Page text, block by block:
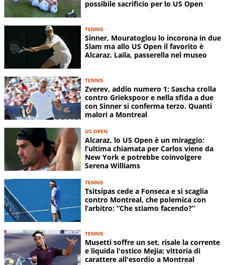
possibile sacrificio per lo US Open
TENNIS
Sinner, Mouratoglou lo incorona in due
Slam ma allo US Open il favorito è
Alcaraz. Laila, passerella nel museo
TENNIS
Zverev, addio numero 1: Sascha crolla
contro Griekspoor e nella sfida a due
con Sinner si conferma terzo. Quanti
malori a Montreal
US OPEN
Alcaraz, lo US Open è un miraggio:
l’ultima chiamata per Carlos viene da
New York e potrebbe coinvolgere
Serena Williams
TENNIS
Tsitsipas cede a Fonseca e si scaglia
contro Montreal, che polemica con
l’arbitro: “Che stiamo facendo?”
TENNIS
Musetti soffre un set, risale la corrente
e liquida l'ostico Mejia: vittoria di
carattere all'esordio a Montreal